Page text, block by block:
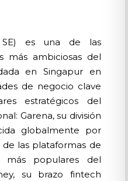
SE) es una de las
más ambiciosas del
en Singapur en
de negocio clave
estratégicos del
Garena, su división
globalmente por
de las plataformas de
más populares del
su brazo fintech